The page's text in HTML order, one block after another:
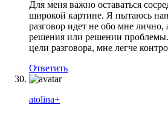
Для меня важно оставаться
широкой картине. Я пытаюсь
разговор идет не обо мне лично,
решения или решении
цели разговора, мне легче
Ответить
atolina+